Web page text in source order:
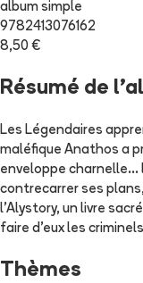
album simple
9782413076162
8,50 €
Résumé de
Les Légendaires
maléfique Anathos a
enveloppe charnelle...
contrecarrer ses
l'Alystory, un livre
faire d'eux les
Thèmes